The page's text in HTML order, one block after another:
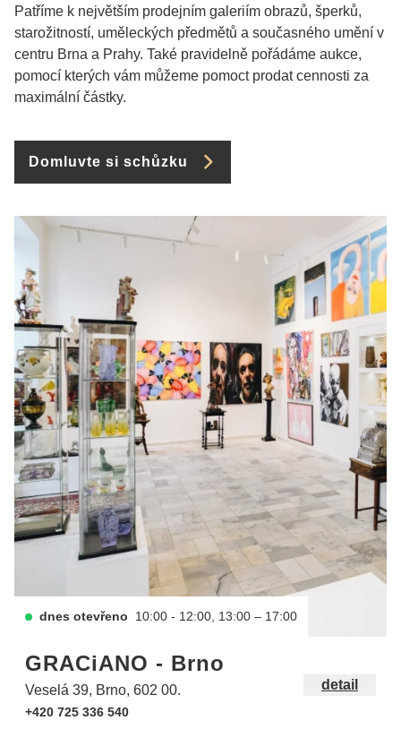
Patříme k největším prodejním galeriím obrazů, šperků,
starožitností, uměleckých předmětů a současného umění v
centru Brna a Prahy. Také pravidelně pořádáme aukce,
pomocí kterých vám můžeme pomoct prodat cennosti za
maximální částky.
Domluvte si schůzku
dnes otevřeno 10:00 - 12:00, 13:00 – 17:00
GRACiANO - Brno
Veselá 39, Brno, 602 00.
+420 725 336 540
detail